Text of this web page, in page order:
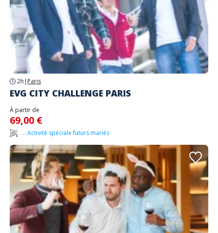
2h | Paris
EVG CITY CHALLENGE PARIS
À partir de
69,00 €
... Activité spéciale futurs mariés